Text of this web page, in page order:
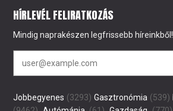
HÍRLEVÉL FELIRATKOZÁS
Mindig naprakészen legfrissebb híreinkből!
Jobbegyenes (3293) Gasztronómia (539)